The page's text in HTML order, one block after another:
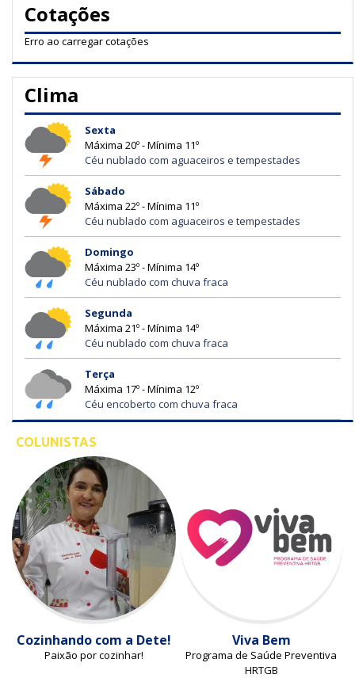
Cotações
Erro ao carregar cotações
Clima
Sexta
Máxima 20º - Mínima 11º
Céu nublado com aguaceiros e tempestades
Sábado
Máxima 22º - Mínima 11º
Céu nublado com aguaceiros e tempestades
Domingo
Máxima 23º - Mínima 14º
Céu nublado com chuva fraca
Segunda
Máxima 21º - Mínima 14º
Céu nublado com chuva fraca
Terça
Máxima 17º - Mínima 12º
Céu encoberto com chuva fraca
COLUNISTAS
Cozinhando com a Dete!
Paixão por cozinhar!
Viva Bem
Programa de Saúde Preventiva
HRTGB